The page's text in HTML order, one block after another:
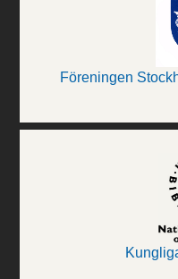
Föreningen